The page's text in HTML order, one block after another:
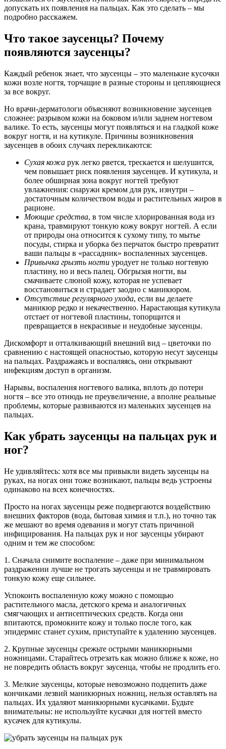
допускать их появления на пальцах. Как это сделать – мы
подробно расскажем.
Что такое заусенцы? Почему
появляются заусенцы?
Каждый ребенок знает, что заусенцы – это маленькие кусочки
кожи возле ногтя, торчащие в разные стороны и цепляющиеся
за все вокруг.
Но врачи-дерматологи объясняют возникновение заусенцев
сложнее: разрывом кожи на боковом и/или заднем ногтевом
валике. То есть, заусенцы могут появляться и на гладкой коже
вокруг ногтя, и на кутикуле. Причины возникновения
заусенцев в обоих случаях перекликаются:
Сухая кожа рук легко рвется, трескается и шелушится,
чем повышает риск появления заусенцев. И кутикула, и
более обширная зона вокруг ногтей требуют
увлажнения: снаружи кремом для рук, изнутри –
достаточным количеством воды и растительных жиров в
рационе.
Моющие средства, в том числе хлорированная вода из
крана, травмируют тонкую кожу вокруг ногтей. А если
от природы она относится к сухому типу, то мытье
посуды, стирка и уборка без перчаток быстро превратит
ваши пальцы в «рассадник» воспаленных заусенцев.
Привычка грызть ногти уродует не только ногтевую
пластину, но и весь палец. Обгрызая ногти, вы
смачиваете слюной кожу, которая не успевает
восстановиться и страдает заодно с маникюром.
Отсутствие регулярного ухода, если вы делаете
маникюр редко и некачественно. Нарастающая кутикула
отстает от ногтевой пластины, топорщится и
превращается в некрасивые и неудобные заусенцы.
Дискомфорт и отталкивающий внешний вид – цветочки по
сравнению с настоящей опасностью, которую несут заусенцы
на пальцах. Раздражаясь и воспаляясь, они открывают
инфекциям доступ в организм.
Нарывы, воспаления ногтевого валика, вплоть до потери
ногтя – все это отнюдь не преувеличение, а вполне реальные
проблемы, которые развиваются из маленьких заусенцев на
пальцах.
Как убрать заусенцы на пальцах рук и
ног?
Не удивляйтесь: хотя все мы привыкли видеть заусенцы на
руках, на ногах они тоже возникают, пальцы ведь устроены
одинаково на всех конечностях.
Просто на ногах заусенцы реже подвергаются воздействию
внешних факторов (вода, бытовая химия и т.п.), но точно так
же мешают во время одевания и могут стать причиной
инфицирования. На пальцах рук и ног заусенцы убирают
одним и тем же способом:
1. Сначала снимите воспаление – даже при минимальном
раздражении лучше не трогать заусенцы и не травмировать
тонкую кожу еще сильнее.
Успокоить воспаленную кожу можно с помощью
растительного масла, детского крема и аналогичных
смягчающих и антисептических средств. Когда они
впитаются, промокните кожу и только после того, как
эпидермис станет сухим, приступайте к удалению заусенцев.
2. Крупные заусенцы срежьте острыми маникюрными
ножницами. Старайтесь отрезать как можно ближе к коже, но
не повредить область вокруг заусенца, чтобы не продлить его.
3. Мелкие заусенцы, которые невозможно подцепить даже
кончиками лезвий маникюрных ножниц, нельзя оставлять на
пальцах. Их удаляют маникюрными кусачками. Будьте
внимательны: не используйте кусачки для ногтей вместо
кусачек для кутикулы.